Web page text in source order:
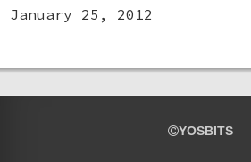
January 25, 2012
YOSBITS